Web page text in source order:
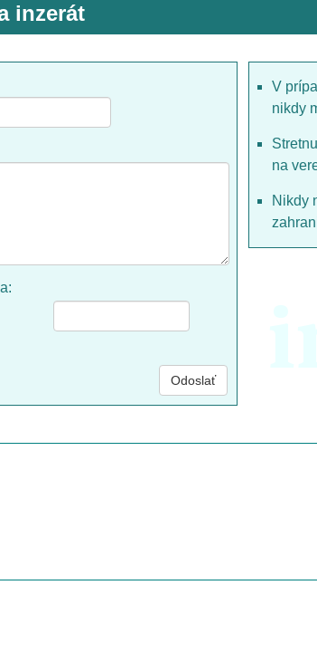
inzerát
V
nikdy
na
Nikdy